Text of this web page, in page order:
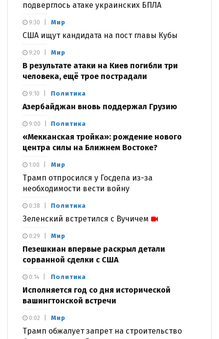
подверглось атаке украинских БПЛА
Мир
США ищут кандидата на пост главы Кубы
9:30
Мир
В результате атаки на Киев погибли три
человека, ещё трое пострадали
9:20
Политика
Азербайджан вновь поддержал Грузию
9:10
Политика
«Мекканская тройка»: рождение нового
центра силы на Ближнем Востоке?
9:00
Мир
Трамп отпросился у Госдепа из-за
необходимости вести войну
1:00
Политика
Зеленский встретился с Вучичем
0:38
Мир
Пезешкиан впервые раскрыл детали
сорванной сделки с США
0:29
Политика
Исполняется год со дня исторической
вашингтонской встречи
0:14
Мир
Трамп обжалует запрет на строительство
0:02